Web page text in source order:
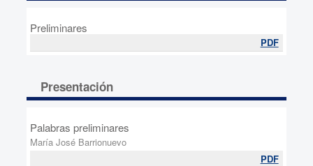
Preliminares
PDF
Presentación
Palabras preliminares
María José Barrionuevo
PDF